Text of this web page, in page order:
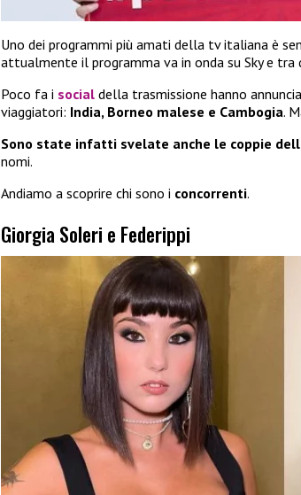
Uno dei programmi più amati della tv italiana è
attualmente il programma va in onda su Sky e tra
Poco fa i social della trasmissione hanno
viaggiatori: India, Borneo malese e Cambogia.
Sono state infatti svelate anche le coppie
nomi.
Andiamo a scoprire chi sono i concorrenti.
Giorgia Soleri e Federippi